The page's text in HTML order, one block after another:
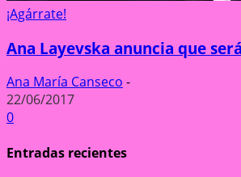
¡Agárrate!
Ana Layevska anuncia que
Ana María Canseco -
22/06/2017
0
Entradas recientes